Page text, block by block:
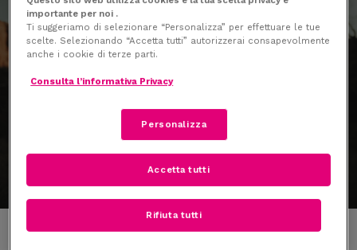
to
main
content
search
Prevenzione delle Malattie Sessualmente Trasmettibili
importante per noi .
Ti suggeriamo di selezionare “Personalizza” per effettuare le tue
scelte. Selezionando “Accetta tutti” autorizzerai consapevolmente
anche i cookie di terze parti.
Consulta l’informativa Privacy
Personalizza
Rifiuta tutti
Accetta tutti